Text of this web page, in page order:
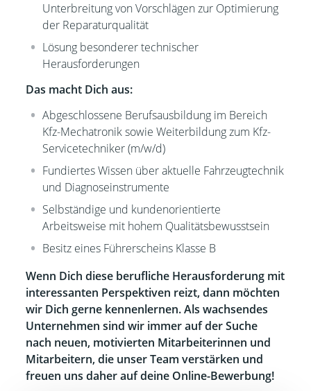
Unterbreitung von Vorschlägen zur Optimierung
der Reparaturqualität
Lösung besonderer technischer
Herausforderungen
Das macht Dich aus:
Abgeschlossene Berufsausbildung im Bereich
Kfz-Mechatronik sowie Weiterbildung zum Kfz-
Servicetechniker (m/w/d)
Fundiertes Wissen über aktuelle Fahrzeugtechnik
und Diagnoseinstrumente
Selbständige und kundenorientierte
Arbeitsweise mit hohem Qualitätsbewusstsein
Besitz eines Führerscheins Klasse B
Wenn Dich diese berufliche Herausforderung mit
interessanten Perspektiven reizt, dann möchten
wir Dich gerne kennenlernen. Als wachsendes
Unternehmen sind wir immer auf der Suche
nach neuen, motivierten Mitarbeiterinnen und
Mitarbeitern, die unser Team verstärken und
freuen uns daher auf deine Online-Bewerbung!